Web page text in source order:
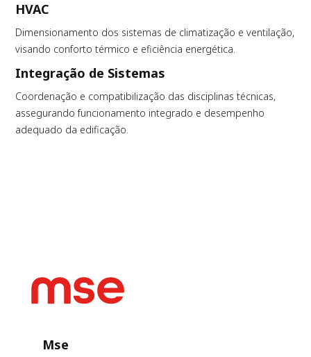
HVAC
Dimensionamento dos sistemas de climatização e ventilação,
visando conforto térmico e eficiência energética.
Integração de Sistemas
Coordenação e compatibilização das disciplinas técnicas,
assegurando funcionamento integrado e desempenho
adequado da edificação.
Mse